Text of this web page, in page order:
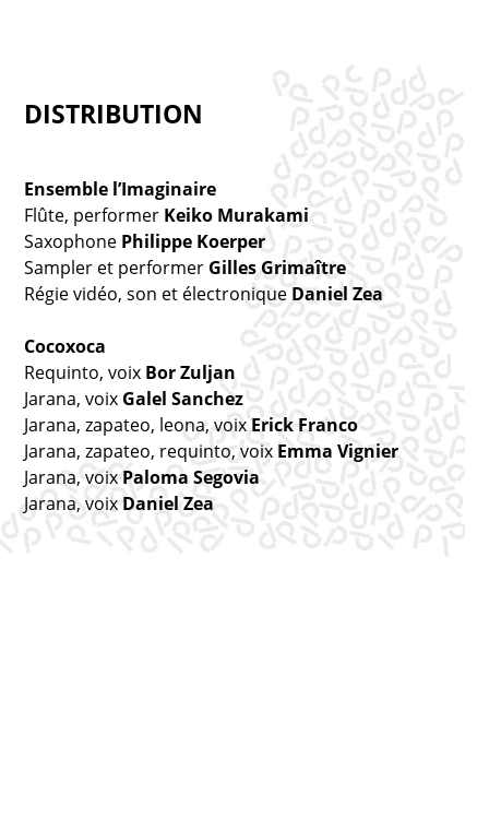
DISTRIBUTION
Ensemble l’Imaginaire
Flûte, performer Keiko Murakami
Saxophone Philippe Koerper
Sampler et performer Gilles Grimaître
Régie vidéo, son et électronique Daniel Zea
Cocoxoca
Requinto, voix Bor Zuljan
Jarana, voix Galel Sanchez
Jarana, zapateo, leona, voix Erick Franco
Jarana, zapateo, requinto, voix Emma Vignier
Jarana, voix Paloma Segovia
Jarana, voix Daniel Zea